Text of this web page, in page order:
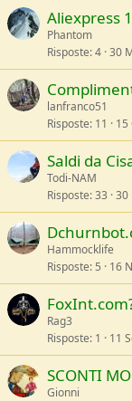
Aliexpress
Phantom
Risposte 4 30
lanfranco51
Risposte 11 15
Saldi da
Todi-NAM
Risposte 33 30
Hammocklife
Risposte 5 16
Rag3
Risposte 1 11
SCONTI
Gionni